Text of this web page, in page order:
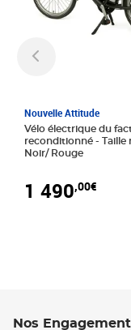
Nouvelle Attitude
Vélo électrique du
reconditionné - Taille normale -
Noir/ Rouge
1 490,00€
Nos